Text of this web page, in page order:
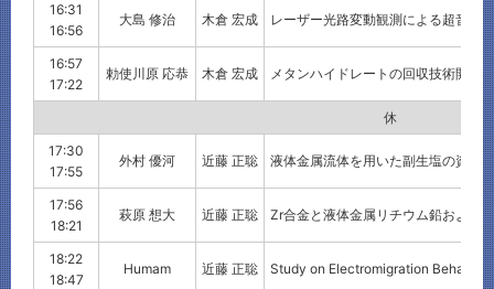
16:31
16:56
大島 修治 木倉 宏成 レーザー光路変動観測による超音波
16:57
17:22
勅使川原 応恭 木倉 宏成 メタンハイドレートの回収技術開発
休 憩
17:30
17:55
外村 優河 近藤 正聡 液体金属流体を用いた副生塩の資源
17:56
18:21
萩原 想大 近藤 正聡 Zr合金と液体金属リチウム鉛および
18:22
18:47
Humam 近藤 正聡 Study on Electromigration Behavior